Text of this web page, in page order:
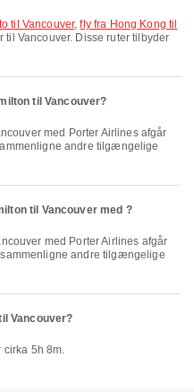
til Vancouver,fly fra Hong Kong til
Vancouver. Disse ruter tilbyder
til Vancouver?
andre tilgængelige
til Vancouver med ?
andre tilgængelige
Vancouver?
cirka 5h 8m.